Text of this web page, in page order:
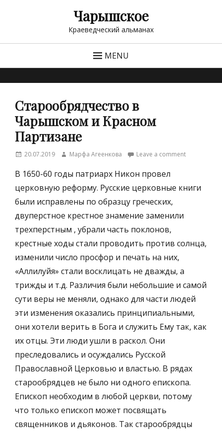
Чарышское
Краеведческий альманах
MENU
Старообрядчество в
Чарышском и Красном
Партизане
Posted20.07.2019 AuthorМарфа Агеенкова Leave a comment
В 1650-60 годы патриарх Никон провел
церковную реформу. Русские церковные книги
были исправлены по образцу греческих,
двуперстное крестное знамение заменили
трехперстным , убрали часть поклонов,
крестные ходы стали проводить против солнца,
изменили число просфор и печать на них,
«Аллилуйя» стали восклицать не дважды, а
трижды и т.д. Различия были небольшие и самой
сути веры не меняли, однако для части людей
эти изменения оказались принципиальными,
они хотели верить в Бога и служить Ему так, как
их отцы. Эти люди ушли в раскол. Они
преследовались и осуждались Русской
Православной Церковью и властью. В рядах
старообрядцев не было ни одного епископа.
Епископ необходим в любой церкви, потому
что только епископ может посвящать
священников и дьяконов. Так старообрядцы